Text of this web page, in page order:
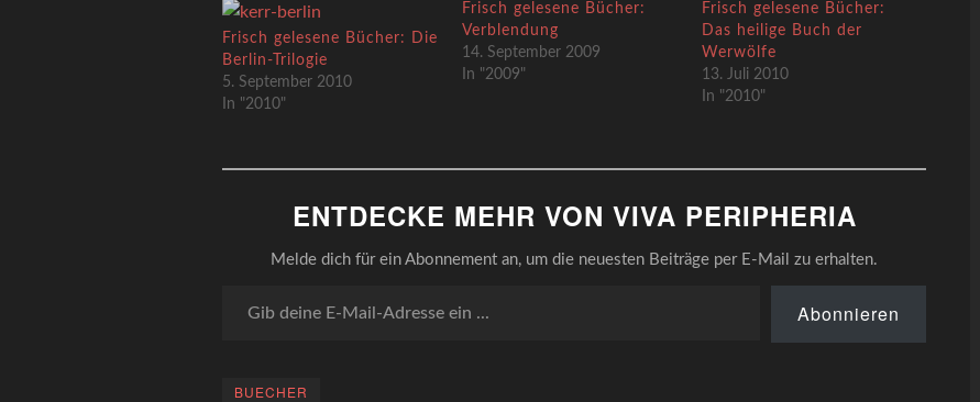
Frisch gelesene Bücher: Die
Berlin-Trilogie
5. September 2010
In "2010"
Frisch gelesene Bücher:
Verblendung
14. September 2009
In "2009"
Frisch gelesene Bücher:
Das heilige Buch der
Werwölfe
13. Juli 2010
In "2010"
ENTDECKE MEHR VON VIVA PERIPHERIA
Melde dich für ein Abonnement an, um die neuesten Beiträge per E-Mail zu erhalten.
Abonnieren
BUECHER